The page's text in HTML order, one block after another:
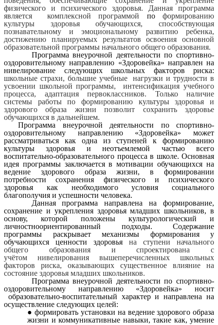
физического и психического здоровья. Данная программа
является комплексной программой поформированию
культуры здоровья обучающихся, способствующая
познавательному и эмоциональному развитию ребенка,
достижению планируемых результатов освоения основной
образовательной программы начального общего образования.
Программа внеурочной деятельности по спортивно-
оздоровительному направлению «Здоровейка» направлен на
нивелирование следующих школьных факторов риска:
школьные страхи, большие учебные нагрузки и трудности в
усвоении школьной программы, интенсификация учебного
процесса, адаптация первоклассников. Только наличие
системы работы по формированию культуры здоровья и
здорового образа жизни позволит сохранить здоровье
обучающихся в дальнейшем.
Программа внеурочной деятельности по спортивно-
оздоровительному направлению «Здоровейка» может
рассматриваться как одна из ступеней к формированию
культуры здоровья и неотъемлемой частью всего
воспитательно-образовательного процесса в школе. Основная
идея программы заключается в мотивации обучающихся на
ведение здорового образа жизни, в формировании
потребности сохранения физического и психического
здоровья как необходимого условия социального
благополучия и успешности человека.
Данная программа направлена на формирование,
сохранение и укрепления здоровья младших школьников, в
основу, которой положены культурологический и
личностноориентированный подходы. Содержание
программы раскрывает механизмы формирования у
обучающихся ценности здоровья на ступени начального
общего образования и спроектирована с
учётом нивелирования вышеперечисленных школьных
факторов риска, оказывающих существенное влияние на
состояние здоровья младших школьников.
Программа внеурочной деятельности по спортивно-
оздоровительному направлению «Здоровейка» носит
образовательно-воспитательный характер и направлена на
осуществление следующих целей:
формировать установки на ведение здорового образа
жизни и коммуникативные навыки, такие как, умение